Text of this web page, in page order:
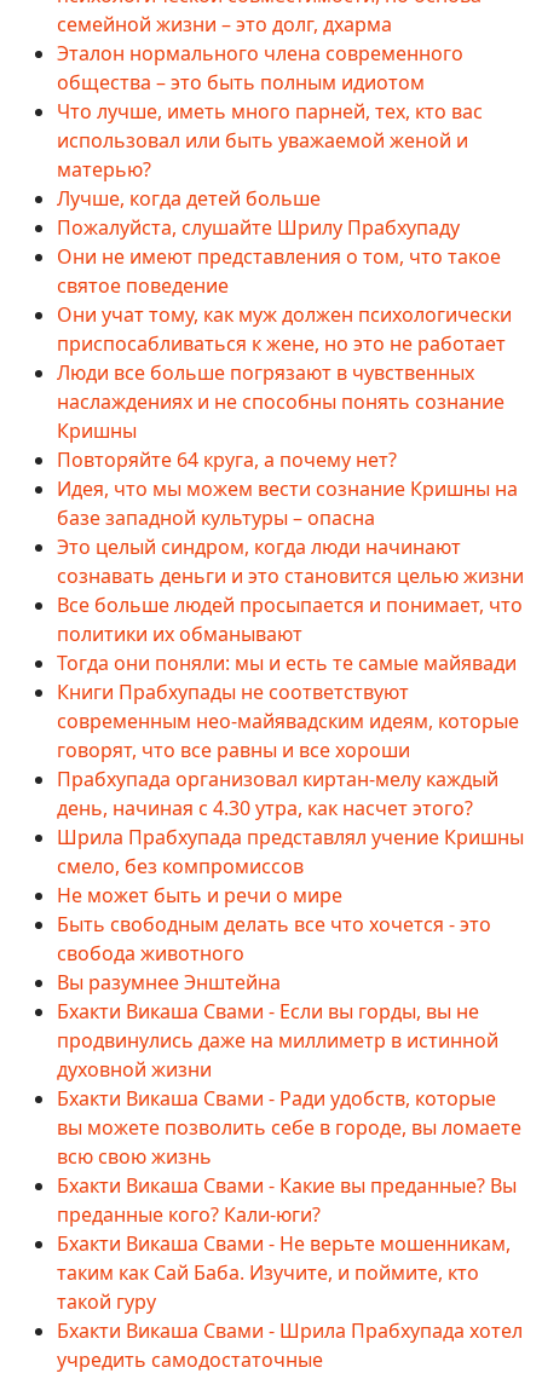
семейной жизни – это долг, дхарма
Эталон нормального члена современного
общества – это быть полным идиотом
Что лучше, иметь много парней, тех, кто вас
использовал или быть уважаемой женой и
матерью?
Лучше, когда детей больше
Пожалуйста, слушайте Шрилу Прабхупаду
Они не имеют представления о том, что такое
святое поведение
Они учат тому, как муж должен психологически
приспосабливаться к жене, но это не работает
Люди все больше погрязают в чувственных
наслаждениях и не способны понять сознание
Кришны
Повторяйте 64 круга, а почему нет?
Идея, что мы можем вести сознание Кришны на
базе западной культуры – опасна
Это целый синдром, когда люди начинают
сознавать деньги и это становится целью жизни
Все больше людей просыпается и понимает, что
политики их обманывают
Тогда они поняли: мы и есть те самые майявади
Книги Прабхупады не соответствуют
современным нео-майявадским идеям, которые
говорят, что все равны и все хороши
Прабхупада организовал киртан-мелу каждый
день, начиная с 4.30 утра, как насчет этого?
Шрила Прабхупада представлял учение Кришны
смело, без компромиссов
Не может быть и речи о мире
Быть свободным делать все что хочется - это
свобода животного
Вы разумнее Энштейна
Бхакти Викаша Свами - Если вы горды, вы не
продвинулись даже на миллиметр в истинной
духовной жизни
Бхакти Викаша Свами - Ради удобств, которые
вы можете позволить себе в городе, вы ломаете
всю свою жизнь
Бхакти Викаша Свами - Какие вы преданные? Вы
преданные кого? Кали-юги?
Бхакти Викаша Свами - Не верьте мошенникам,
таким как Сай Баба. Изучите, и поймите, кто
такой гуру
Бхакти Викаша Свами - Шрила Прабхупада хотел
учредить самодостаточные